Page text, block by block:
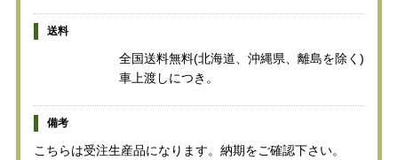
送料
全国送料無料(北海道、沖縄県、離島を除く)
車上渡しにつき。
備考
こちらは受注生産品になります。納期をご確認下さい。